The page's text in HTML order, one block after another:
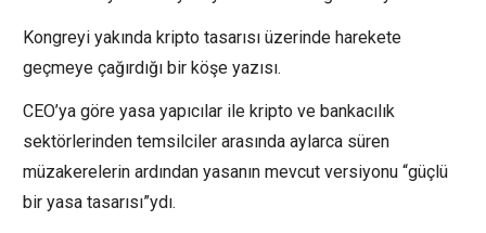
Kongreyi yakında kripto tasarısı üzerinde harekete
geçmeye çağırdığı bir köşe yazısı.
CEO’ya göre yasa yapıcılar ile kripto ve bankacılık
sektörlerinden temsilciler arasında aylarca süren
müzakerelerin ardından yasanın mevcut versiyonu “güçlü
bir yasa tasarısı”ydı.